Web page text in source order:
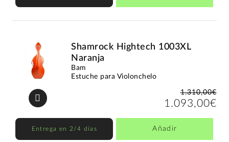
Shamrock Hightech 1003XL
Naranja
Bam
Estuche para Violonchelo
1.310,00€
1.093,00€
Entrega en 2/4 días Añadir